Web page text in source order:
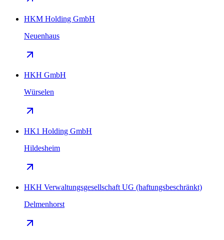
HKM Holding GmbH
Neuenhaus
HKH GmbH
Würselen
HK1 Holding GmbH
Hildesheim
HKH Verwaltungsgesellschaft UG (haftungsbeschränkt)
Delmenhorst